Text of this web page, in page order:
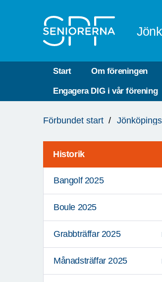
Start Om föreningen
Engagera DIG i vår förening
är
Förbundet start
Historik
Bangolf 2025
Boule 2025
Grabbträffar 2025
Månadsträffar 2025